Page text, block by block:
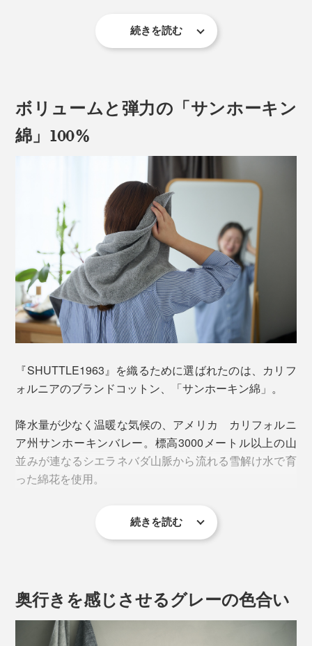
この「シャトル織機」を、創業の1963年から、修理を
かつて、タオルの聖地「今治」ではこの「シャトル織
機」が主流だったそうですが、今治製のシャトル機が現
高速化を続ける最新の機械と比べると、織る速度は半分
ます。
杼（シャトル）の木管に巻きつけられる糸はわずか
20cm分。20cm織るごとに付け替えが必要なため、常に
続きを読む
ボリュームと弾力の「サンホーキン
綿」100%
『SHUTTLE1963』を織るために選ばれたのは、カリフ
ォルニアのブランドコットン、「サンホーキン綿」。
降水量が少なく温暖な気候の、アメリカ カリフォルニ
ア州サンホーキンバレー。標高3000メートル以上の山
並みが連なるシエラネバダ山脈から流れる雪解け水で育
った綿花を使用。
繊維長が約32ミリある上質な長綿で、白度が高いため美
続きを読む
奥行きを感じさせるグレーの色合い